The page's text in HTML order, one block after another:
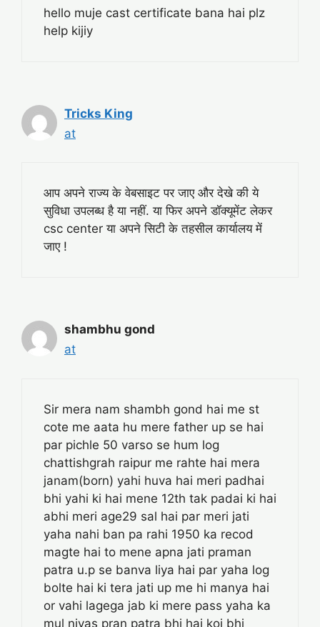
hello muje cast certificate bana hai plz
help kijiy
Tricks King
at
आप अपने राज्य के वेबसाइट पर जाए और देखे की ये
सुविधा उपलब्ध है या नहीं. या फिर अपने डॉक्यूमेंट लेकर
csc center या अपने सिटी के तहसील कार्यालय में
जाए !
shambhu gond
at
Sir mera nam shambh gond hai me st
cote me aata hu mere father up se hai
par pichle 50 varso se hum log
chattishgrah raipur me rahte hai mera
janam(born) yahi huva hai meri padhai
bhi yahi ki hai mene 12th tak padai ki hai
abhi meri age29 sal hai par meri jati
yaha nahi ban pa rahi 1950 ka recod
magte hai to mene apna jati praman
patra u.p se banva liya hai par yaha log
bolte hai ki tera jati up me hi manya hai
or vahi lagega jab ki mere pass yaha ka
mul nivas pran patra bhi hai koi bhi